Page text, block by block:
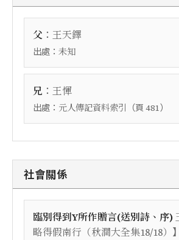
父 ： 王天鐸
出處： 未知
兄 ： 王惲
出處： 元人傳記資料索引 （頁 481）
社會關係
臨別得到Y所作贈言(送別詩、序)
略得假南行（秋澗大全集18/18） 】